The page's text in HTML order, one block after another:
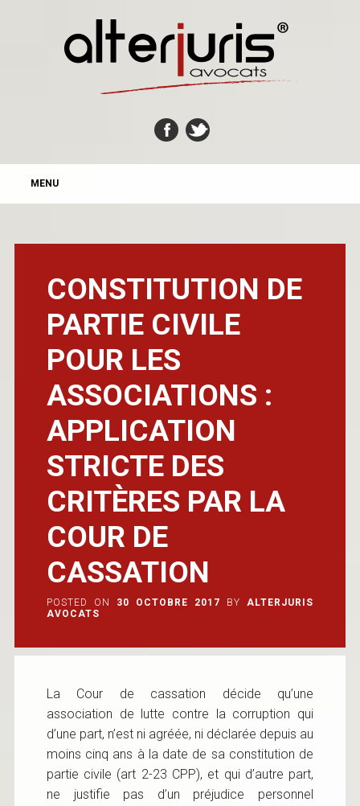
MAIN MENU
MENU
CONSTITUTION DE
PARTIE CIVILE
POUR LES
ASSOCIATIONS :
APPLICATION
STRICTE DES
CRITÈRES PAR LA
COUR DE
CASSATION
POSTED ON 30 OCTOBRE 2017 BY
ALTERJURIS
AVOCATS
La Cour de cassation décide qu’une
association de lutte contre la corruption qui
d’une part, n’est ni agréée, ni déclarée depuis au
moins cinq ans à la date de sa constitution de
partie civile (art 2-23 CPP), et qui d’autre part,
ne justifie pas d’un préjudice personnel